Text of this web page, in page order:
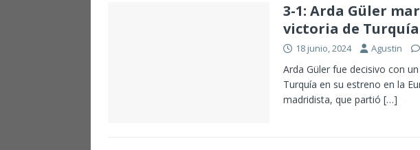
3-1: Arda Güler
victoria de
18 junio, 2024 Agustin
Arda Güler fue decisivo con
Turquía en su estreno en la
madridista, que partió […]